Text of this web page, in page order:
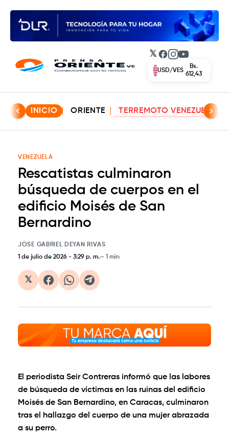
𝕏 Facebook
Instagram
YouTube
EUR/VES
Bs.
702,42
INICIO ORIENTE TERREMOTO VENEZUELA
VENEZUELA
Rescatistas culminaron
búsqueda de cuerpos en el
edificio Moisés de San
Bernardino
JOSE GABRIEL DEYAN RIVAS
1 de julio de 2026 - 3:29 p. m. 1 min
𝕏
El periodista Seir Contreras informó que las labores
de búsqueda de víctimas en las ruinas del edificio
Moisés de San Bernardino, en Caracas, culminaron
tras el hallazgo del cuerpo de una mujer abrazada
a su perro.